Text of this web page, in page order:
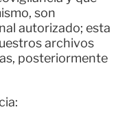
son
autorizado; esta
archivos
posteriormente